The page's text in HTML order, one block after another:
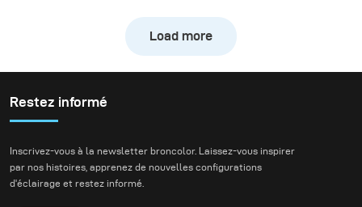
naturelle de la forêt.
Nous voulions créer de
d’action tout en
conservant la
Load more
Restez informé
Inscrivez-vous à la newsletter broncolor. Laissez-vous inspirer
par nos histoires, apprenez de nouvelles configurations
d'éclairage et restez informé.